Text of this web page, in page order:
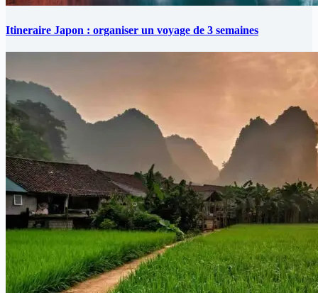
Itineraire Japon : organiser un voyage de 3 semaines